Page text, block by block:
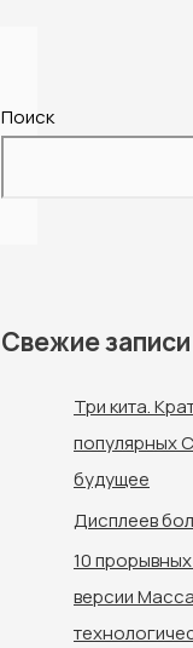
Поиск
Свежие записи
Три кита.
популярных
будущее
Дисплеев
10
версии